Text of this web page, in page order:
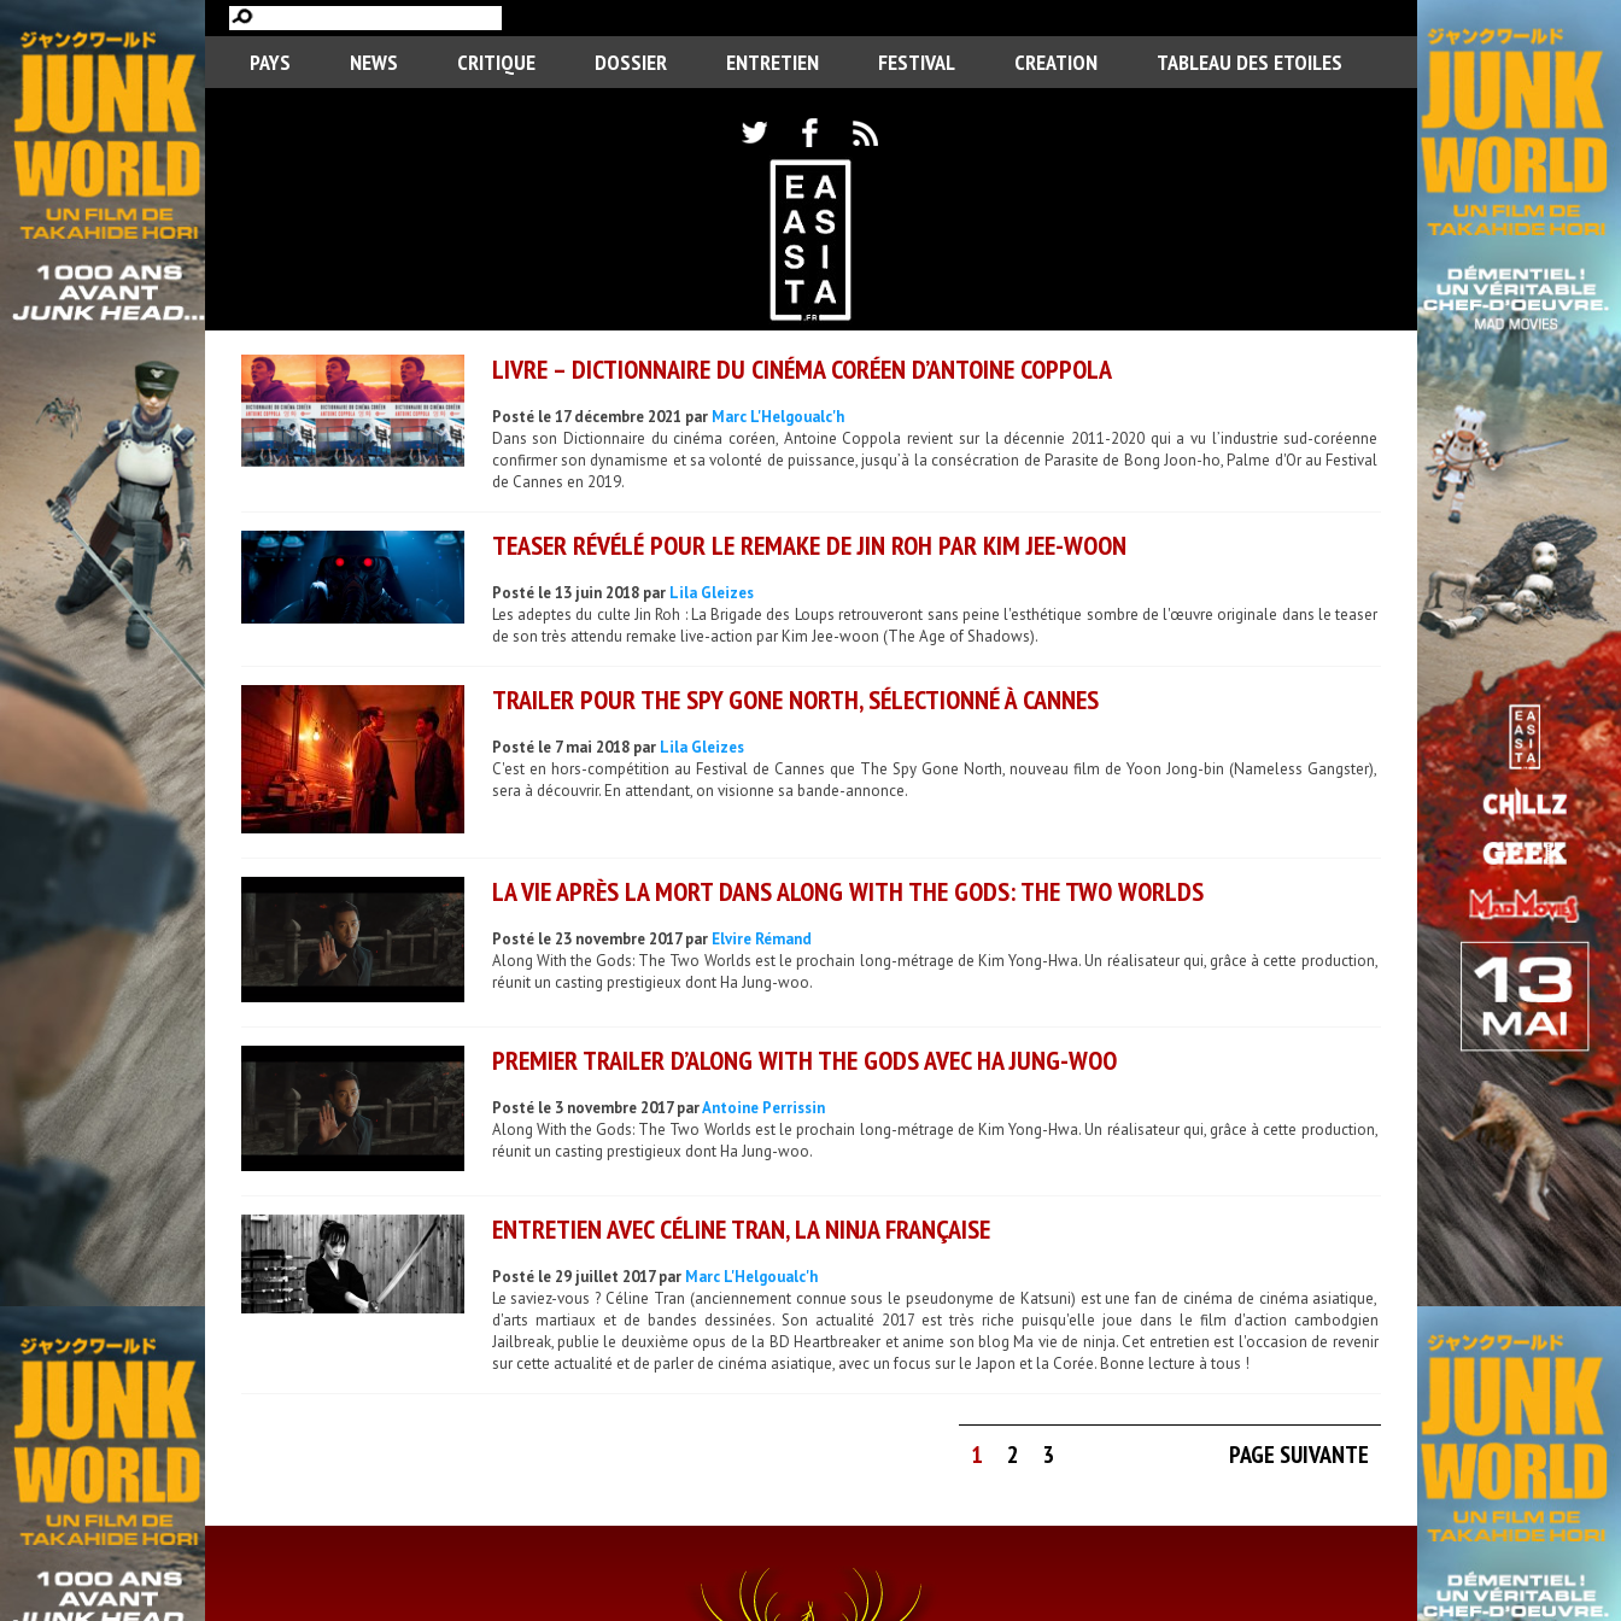
PAYS NEWS CRITIQUE DOSSIER ENTRETIEN FESTIVAL CREATION TABLEAU DES ETOILES
LIVRE – DICTIONNAIRE DU CINÉMA CORÉEN D’ANTOINE COPPOLA
Posté le 17 décembre 2021 par Marc L'Helgoualc'h
Dans son Dictionnaire du cinéma coréen, Antoine Coppola revient sur la décennie 2011-2020 qui a vu l’industrie sud-coréenne
confirmer son dynamisme et sa volonté de puissance, jusqu’à la consécration de Parasite de Bong Joon-ho, Palme d'Or au Festival
de Cannes en 2019.
TEASER RÉVÉLÉ POUR LE REMAKE DE JIN ROH PAR KIM JEE-WOON
Posté le 13 juin 2018 par Lila Gleizes
Les adeptes du culte Jin Roh : La Brigade des Loups retrouveront sans peine l'esthétique sombre de l'œuvre originale dans le teaser
de son très attendu remake live-action par Kim Jee-woon (The Age of Shadows).
TRAILER POUR THE SPY GONE NORTH, SÉLECTIONNÉ À CANNES
Posté le 7 mai 2018 par Lila Gleizes
C'est en hors-compétition au Festival de Cannes que The Spy Gone North, nouveau film de Yoon Jong-bin (Nameless Gangster),
sera à découvrir. En attendant, on visionne sa bande-annonce.
LA VIE APRÈS LA MORT DANS ALONG WITH THE GODS: THE TWO WORLDS
Posté le 23 novembre 2017 par Elvire Rémand
Along With the Gods: The Two Worlds est le prochain long-métrage de Kim Yong-Hwa. Un réalisateur qui, grâce à cette production,
réunit un casting prestigieux dont Ha Jung-woo.
PREMIER TRAILER D’ALONG WITH THE GODS AVEC HA JUNG-WOO
Posté le 3 novembre 2017 parAntoine Perrissin
Along With the Gods: The Two Worlds est le prochain long-métrage de Kim Yong-Hwa. Un réalisateur qui, grâce à cette production,
réunit un casting prestigieux dont Ha Jung-woo.
ENTRETIEN AVEC CÉLINE TRAN, LA NINJA FRANÇAISE
Posté le 29 juillet 2017 par Marc L'Helgoualc'h
Le saviez-vous ? Céline Tran (anciennement connue sous le pseudonyme de Katsuni) est une fan de cinéma de cinéma asiatique,
d'arts martiaux et de bandes dessinées. Son actualité 2017 est très riche puisqu'elle joue dans le film d'action cambodgien
Jailbreak, publie le deuxième opus de la BD Heartbreaker et anime son blog Ma vie de ninja. Cet entretien est l'occasion de revenir
sur cette actualité et de parler de cinéma asiatique, avec un focus sur le Japon et la Corée. Bonne lecture à tous !
PAGE SUIVANTE
1 2 3